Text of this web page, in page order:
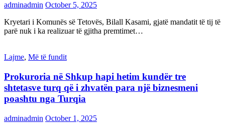
adminadmin October 5, 2025
Kryetari i Komunës së Tetovës, Bilall Kasami, gjatë mandatit të tij të
parë nuk i ka realizuar të gjitha premtimet…
Lajme, Më të fundit
Prokuroria në Shkup hapi hetim kundër tre
shtetasve turq që i zhvatën para një biznesmeni
poashtu nga Turqia
adminadmin October 1, 2025